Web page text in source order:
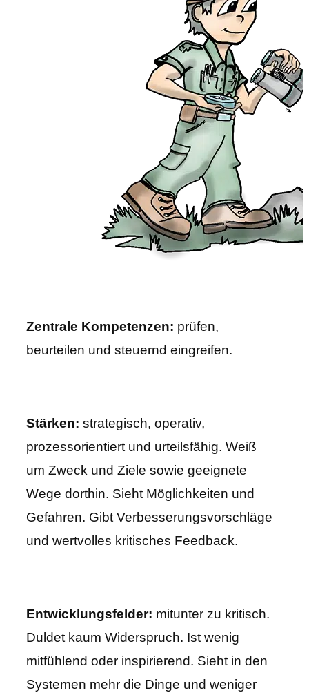
Zentrale Kompetenzen: prüfen,
beurteilen und steuernd eingreifen.
Stärken: strategisch, operativ,
prozessorientiert und urteilsfähig. Weiß
um Zweck und Ziele sowie geeignete
Wege dorthin. Sieht Möglichkeiten und
Gefahren. Gibt Verbesserungsvorschläge
und wertvolles kritisches Feedback.
Entwicklungsfelder: mitunter zu kritisch.
Duldet kaum Widerspruch. Ist wenig
mitfühlend oder inspirierend. Sieht in den
Systemen mehr die Dinge und weniger